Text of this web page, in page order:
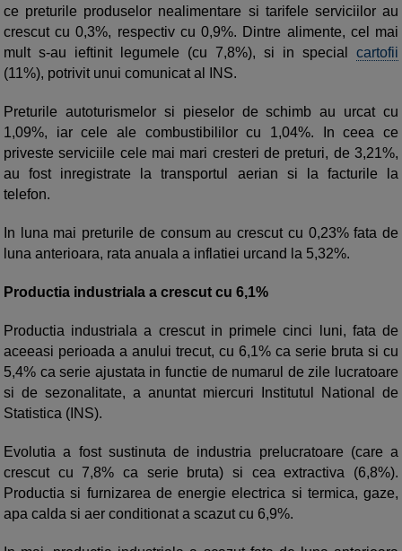
ce preturile produselor nealimentare si tarifele serviciilor au
crescut cu 0,3%, respectiv cu 0,9%. Dintre alimente, cel mai
mult s-au ieftinit legumele (cu 7,8%), si in special cartofii
(11%), potrivit unui comunicat al INS.
Preturile autoturismelor si pieselor de schimb au urcat cu
1,09%, iar cele ale combustibililor cu 1,04%. In ceea ce
priveste serviciile cele mai mari cresteri de preturi, de 3,21%,
au fost inregistrate la transportul aerian si la facturile la
telefon.
In luna mai preturile de consum au crescut cu 0,23% fata de
luna anterioara, rata anuala a inflatiei urcand la 5,32%.
Productia industriala a crescut cu 6,1%
Productia industriala a crescut in primele cinci luni, fata de
aceeasi perioada a anului trecut, cu 6,1% ca serie bruta si cu
5,4% ca serie ajustata in functie de numarul de zile lucratoare
si de sezonalitate, a anuntat miercuri Institutul National de
Statistica (INS).
Evolutia a fost sustinuta de industria prelucratoare (care a
crescut cu 7,8% ca serie bruta) si cea extractiva (6,8%).
Productia si furnizarea de energie electrica si termica, gaze,
apa calda si aer conditionat a scazut cu 6,9%.